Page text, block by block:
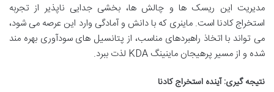
مدیریت این ریسک ها و چالش ها، بخشی جدایی ناپذیر از تجربه
استخراج کادنا است. ماینری که با دانش و آمادگی وارد این عرصه می شود،
می تواند با اتخاذ راهبردهای مناسب، از پتانسیل های سودآوری بهره مند
شده و از مسیر پرهیجان ماینینگ KDA لذت ببرد.
نتیجه گیری: آینده استخراج کادنا